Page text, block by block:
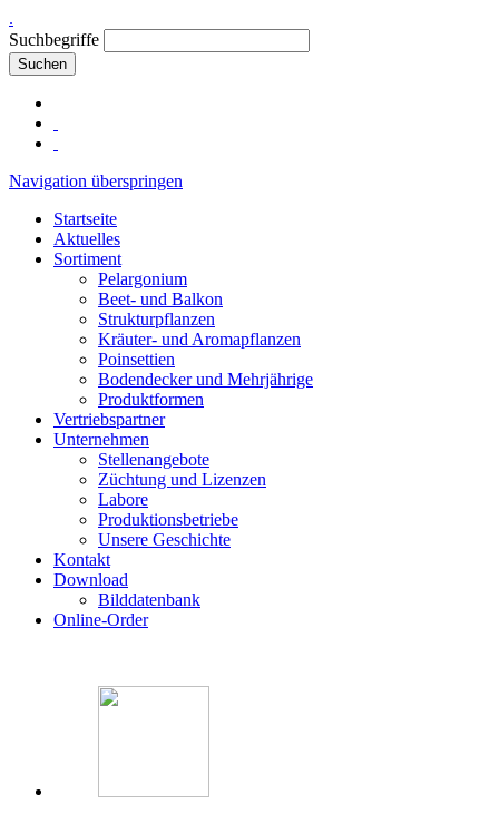
.
Suchbegriffe
Suchen
Navigation überspringen
Startseite
Aktuelles
Sortiment
Pelargonium
Beet- und Balkon
Strukturpflanzen
Kräuter- und Aromapflanzen
Poinsettien
Bodendecker und Mehrjährige
Produktformen
Vertriebspartner
Unternehmen
Stellenangebote
Züchtung und Lizenzen
Labore
Produktionsbetriebe
Unsere Geschichte
Kontakt
Download
Bilddatenbank
Online-Order